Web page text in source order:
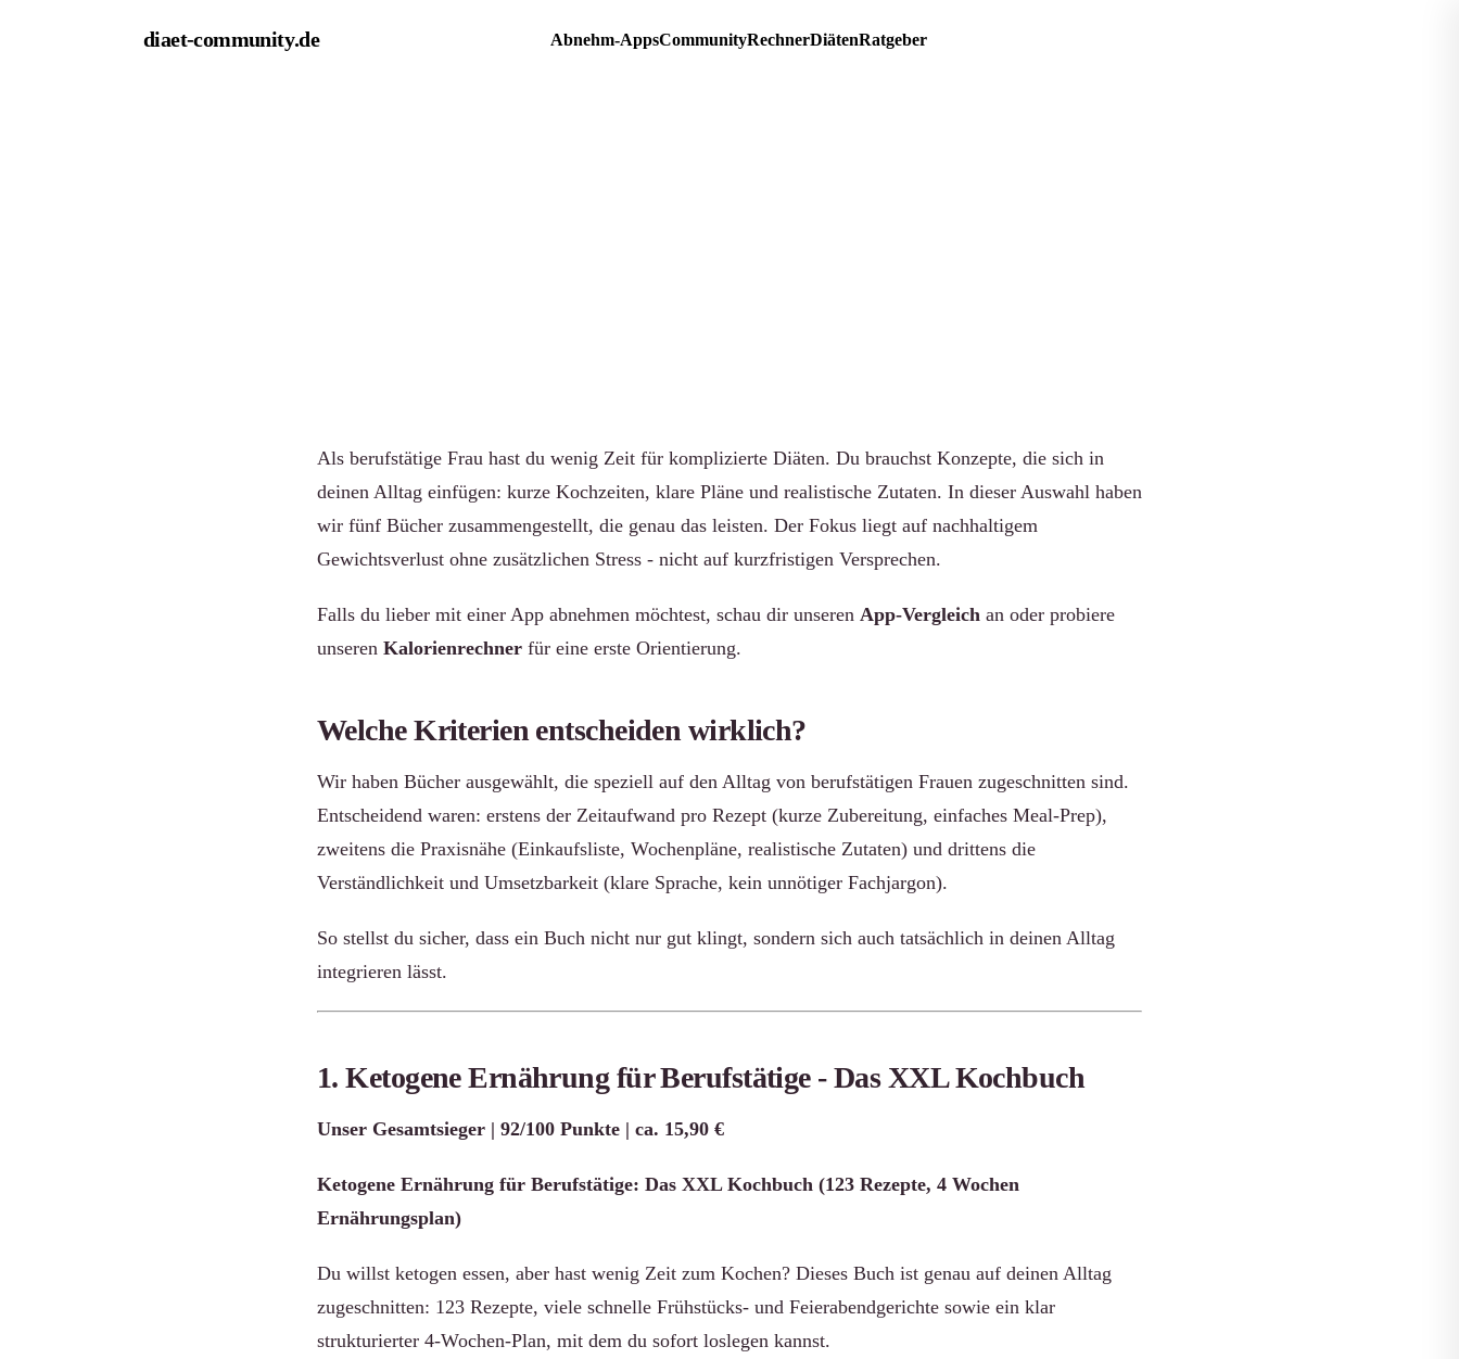
diaet-community.de Abnehm-AppsCommunityRechnerDiätenRatgeber
Als berufstätige Frau hast du wenig Zeit für komplizierte Diäten. Du brauchst Konzepte, die sich in
deinen Alltag einfügen: kurze Kochzeiten, klare Pläne und realistische Zutaten. In dieser Auswahl haben
wir fünf Bücher zusammengestellt, die genau das leisten. Der Fokus liegt auf nachhaltigem
Gewichtsverlust ohne zusätzlichen Stress - nicht auf kurzfristigen Versprechen.
Falls du lieber mit einer App abnehmen möchtest, schau dir unseren App-Vergleich an oder probiere
unseren Kalorienrechner für eine erste Orientierung.
Welche Kriterien entscheiden wirklich?
Wir haben Bücher ausgewählt, die speziell auf den Alltag von berufstätigen Frauen zugeschnitten sind.
Entscheidend waren: erstens der Zeitaufwand pro Rezept (kurze Zubereitung, einfaches Meal-Prep),
zweitens die Praxisnähe (Einkaufsliste, Wochenpläne, realistische Zutaten) und drittens die
Verständlichkeit und Umsetzbarkeit (klare Sprache, kein unnötiger Fachjargon).
So stellst du sicher, dass ein Buch nicht nur gut klingt, sondern sich auch tatsächlich in deinen Alltag
integrieren lässt.
1. Ketogene Ernährung für Berufstätige - Das XXL Kochbuch
Unser Gesamtsieger | 92/100 Punkte | ca. 15,90 €
Ketogene Ernährung für Berufstätige: Das XXL Kochbuch (123 Rezepte, 4 Wochen
Ernährungsplan)
Du willst ketogen essen, aber hast wenig Zeit zum Kochen? Dieses Buch ist genau auf deinen Alltag
zugeschnitten: 123 Rezepte, viele schnelle Frühstücks- und Feierabendgerichte sowie ein klar
strukturierter 4-Wochen-Plan, mit dem du sofort loslegen kannst.